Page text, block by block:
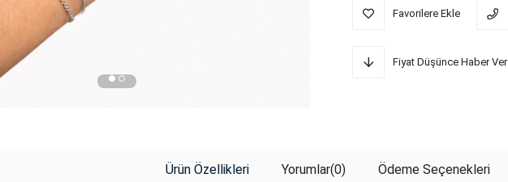
Favorilere Ekle
Fiyat Düşünce Haber Ver
Ürün Özellikleri Yorumlar(0) Ödeme Seçenekleri